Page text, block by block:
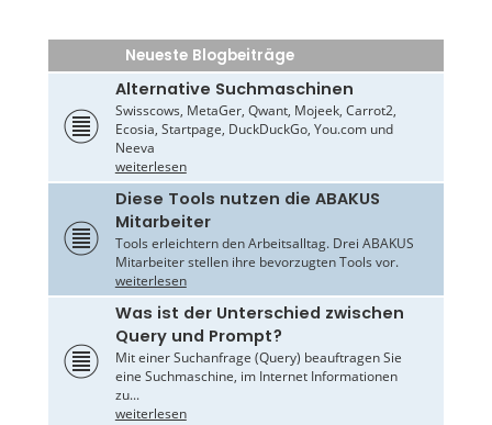
Neueste Blogbeiträge
Alternative Suchmaschinen
Swisscows, MetaGer, Qwant, Mojeek, Carrot2,
Ecosia, Startpage, DuckDuckGo, You.com und
Neeva
weiterlesen
Diese Tools nutzen die ABAKUS
Mitarbeiter
Tools erleichtern den Arbeitsalltag. Drei ABAKUS
Mitarbeiter stellen ihre bevorzugten Tools vor.
weiterlesen
Was ist der Unterschied zwischen
Query und Prompt?
Mit einer Suchanfrage (Query) beauftragen Sie
eine Suchmaschine, im Internet Informationen
zu...
weiterlesen